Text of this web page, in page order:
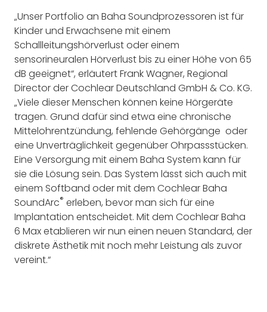
„Unser Portfolio an Baha Soundprozessoren ist für
Kinder und Erwachsene mit einem
Schallleitungshörverlust oder einem
sensorineuralen Hörverlust bis zu einer Höhe von 65
dB geeignet“, erläutert Frank Wagner, Regional
Director der Cochlear Deutschland GmbH & Co. KG.
„Viele dieser Menschen können keine Hörgeräte
tragen. Grund dafür sind etwa eine chronische
Mittelohrentzündung, fehlende Gehörgänge oder
eine Unverträglichkeit gegenüber Ohrpassstücken.
Eine Versorgung mit einem Baha System kann für
sie die Lösung sein. Das System lässt sich auch mit
einem Softband oder mit dem Cochlear Baha
SoundArc® erleben, bevor man sich für eine
Implantation entscheidet. Mit dem Cochlear Baha
6 Max etablieren wir nun einen neuen Standard, der
diskrete Ästhetik mit noch mehr Leistung als zuvor
vereint.“